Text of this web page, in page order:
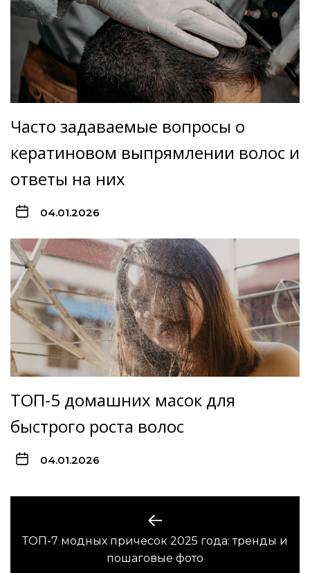
Часто задаваемые вопросы о
кератиновом выпрямлении волос и
ответы на них
04.01.2026
ТОП-5 домашних масок для
быстрого роста волос
04.01.2026
по
Предыдущая
запись:
ТОП-7 модных причесок 2025 года: тренды и
пошаговые фото